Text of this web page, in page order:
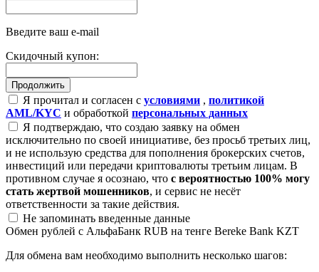
Введите ваш e-mail
Скидочный купон:
Я прочитал и согласен с условиями , политикой
AML/KYC и обработкой персональных данных
Я подтверждаю, что создаю заявку на обмен
исключительно по своей инициативе, без просьб третьих лиц,
и не использую средства для пополнения брокерских счетов,
инвестиций или передачи криптовалюты третьим лицам. В
противном случае я осознаю, что с вероятностью 100% могу
стать жертвой мошенников, и сервис не несёт
ответственности за такие действия.
Не запоминать введенные данные
Обмен рублей с АльфаБанк RUB на тенге Bereke Bank KZT
Для обмена вам необходимо выполнить несколько шагов: